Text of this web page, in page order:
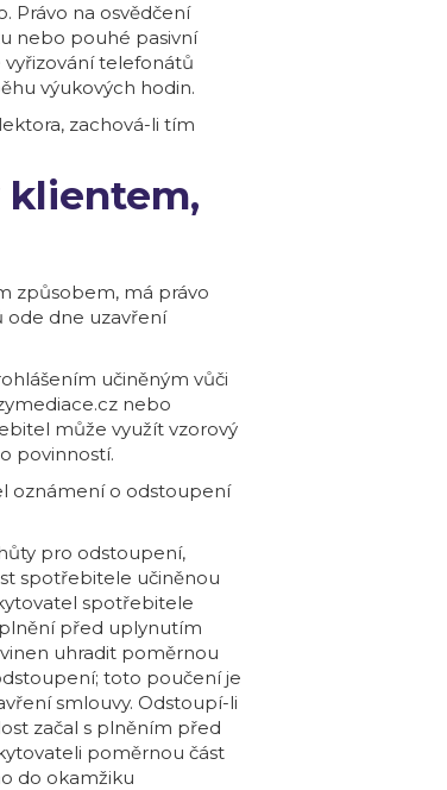
Právo na osvědčení
nebo pouhé pasivní
vyřizování telefonátů
výukových hodin.
zachová-li tím
klientem,
způsobem, má právo
ode dne uzavření
učiněným vůči
nebo
může využít vzorový
povinností.
oznámení o odstoupení
pro odstoupení,
spotřebitele učiněnou
spotřebitele
před uplynutím
uhradit poměrnou
toto poučení je
smlouvy. Odstoupí-li
začal s plněním před
poměrnou část
do okamžiku